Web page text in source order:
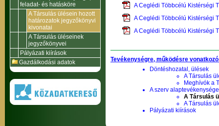
feladat- és hatásköre
A Társulás ülésein hozott
határozatok jegyzőkönyvi
kivonatai
A Társulás üléseinek
jegyzőkönyvei
Pályázati kiírások
Gazdálkodási adatok
A Ceglédi Többcélú Kistérségi
A Ceglédi Többcélú Kistérségi
A Ceglédi Többcélú Kistérségi
Tevékenységre, működésre
Döntéshozatal, ülések
A Társulás
Meghívók a
A szerv
A Társulás
A Társulás
Pályázati kiírások